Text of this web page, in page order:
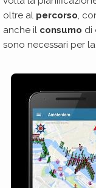
oltre al percorso,
anche il consumo di
sono necessari per